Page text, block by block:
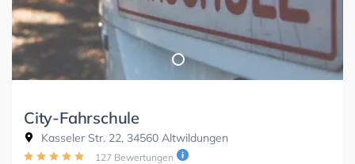
City-Fahrschule
Kasseler Str. 22, 34560 Altwildungen
127 Bewertungen